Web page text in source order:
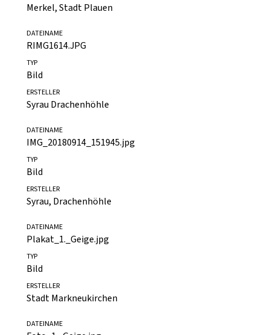
TYP
ERSTELLER
Merkel, Stadt Plauen
DATEINAME
RIMG1614.JPG
TYP
ERSTELLER
Syrau Drachenhöhle
DATEINAME
IMG_20180914_151945.jpg
TYP
ERSTELLER
Syrau, Drachenhöhle
DATEINAME
Plakat_1._Geige.jpg
TYP
ERSTELLER